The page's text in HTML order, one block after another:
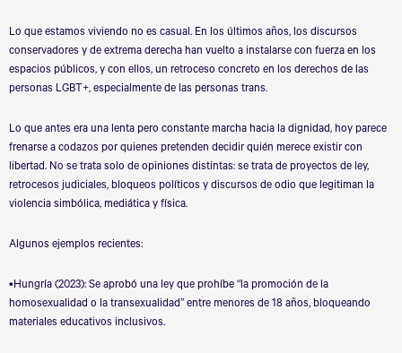
Lo que estamos viviendo no es casual. En los últimos años, los discursos
conservadores y de extrema derecha han vuelto a instalarse con fuerza en los
espacios públicos, y con ellos, un retroceso concreto en los derechos de las
personas LGBT+, especialmente de las personas trans.
Lo que antes era una lenta pero constante marcha hacia la dignidad, hoy parece
frenarse a codazos por quienes pretenden decidir quién merece existir con
libertad. No se trata solo de opiniones distintas: se trata de proyectos de ley,
retrocesos judiciales, bloqueos políticos y discursos de odio que legitiman la
violencia simbólica, mediática y física.
Algunos ejemplos recientes:
•Hungría (2023): Se aprobó una ley que prohíbe “la promoción de la
homosexualidad o la transexualidad” entre menores de 18 años, bloqueando
materiales educativos inclusivos.